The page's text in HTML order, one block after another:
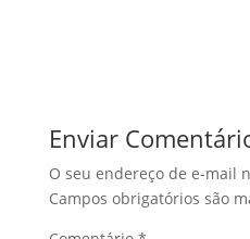
Enviar
O seu endereço de e-mail
Campos obrigatórios são